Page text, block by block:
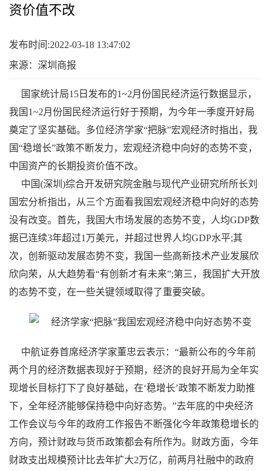
资价值不改
发布时间:2022-03-18 13:47:02
来源：深圳商报
国家统计局15日发布的1~2月份国民经济运行数据显示，
我国1~2月份国民经济运行好于预期，为今年一季度开好局
奠定了坚实基础。多位经济学家“把脉”宏观经济时指出，我
国“稳增长”政策不断发力，宏观经济稳中向好的态势不变，
中国资产的长期投资价值不改。
中国(深圳)综合开发研究院金融与现代产业研究所所长刘
国宏分析指出，从三个方面看我国宏观经济稳中向好的态势
没有改变。首先，我国大市场发展的态势不变，人均GDP数
据已连续3年超过1万美元，并超过世界人均GDP水平;其
次，创新驱动发展态势不变，我国一些高新技术产业发展欣
欣向荣，从大趋势看“有创新才有未来”;第三，我国扩大开放
的态势不变，在一些关键领域取得了重要突破。
中航证券首席经济学家董忠云表示：“最新公布的今年前
两个月的经济数据表现好于预期，经济的良好开局为全年实
现增长目标打下了良好基础，在‘稳增长’政策不断发力助推
下，全年经济能够保持稳中向好态势。”去年底的中央经济
工作会议与今年的政府工作报告不断强化今年政策稳增长的
方向，预计财政与货币政策都会有所作为。财政方面，今年
财政支出规模预计比去年扩大2万亿，前两月社融中的政府